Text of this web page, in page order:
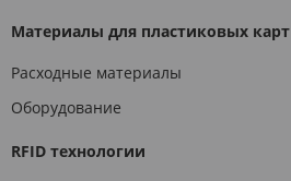
Материалы для пластиковых карт
Расходные материалы
Оборудование
RFID технологии